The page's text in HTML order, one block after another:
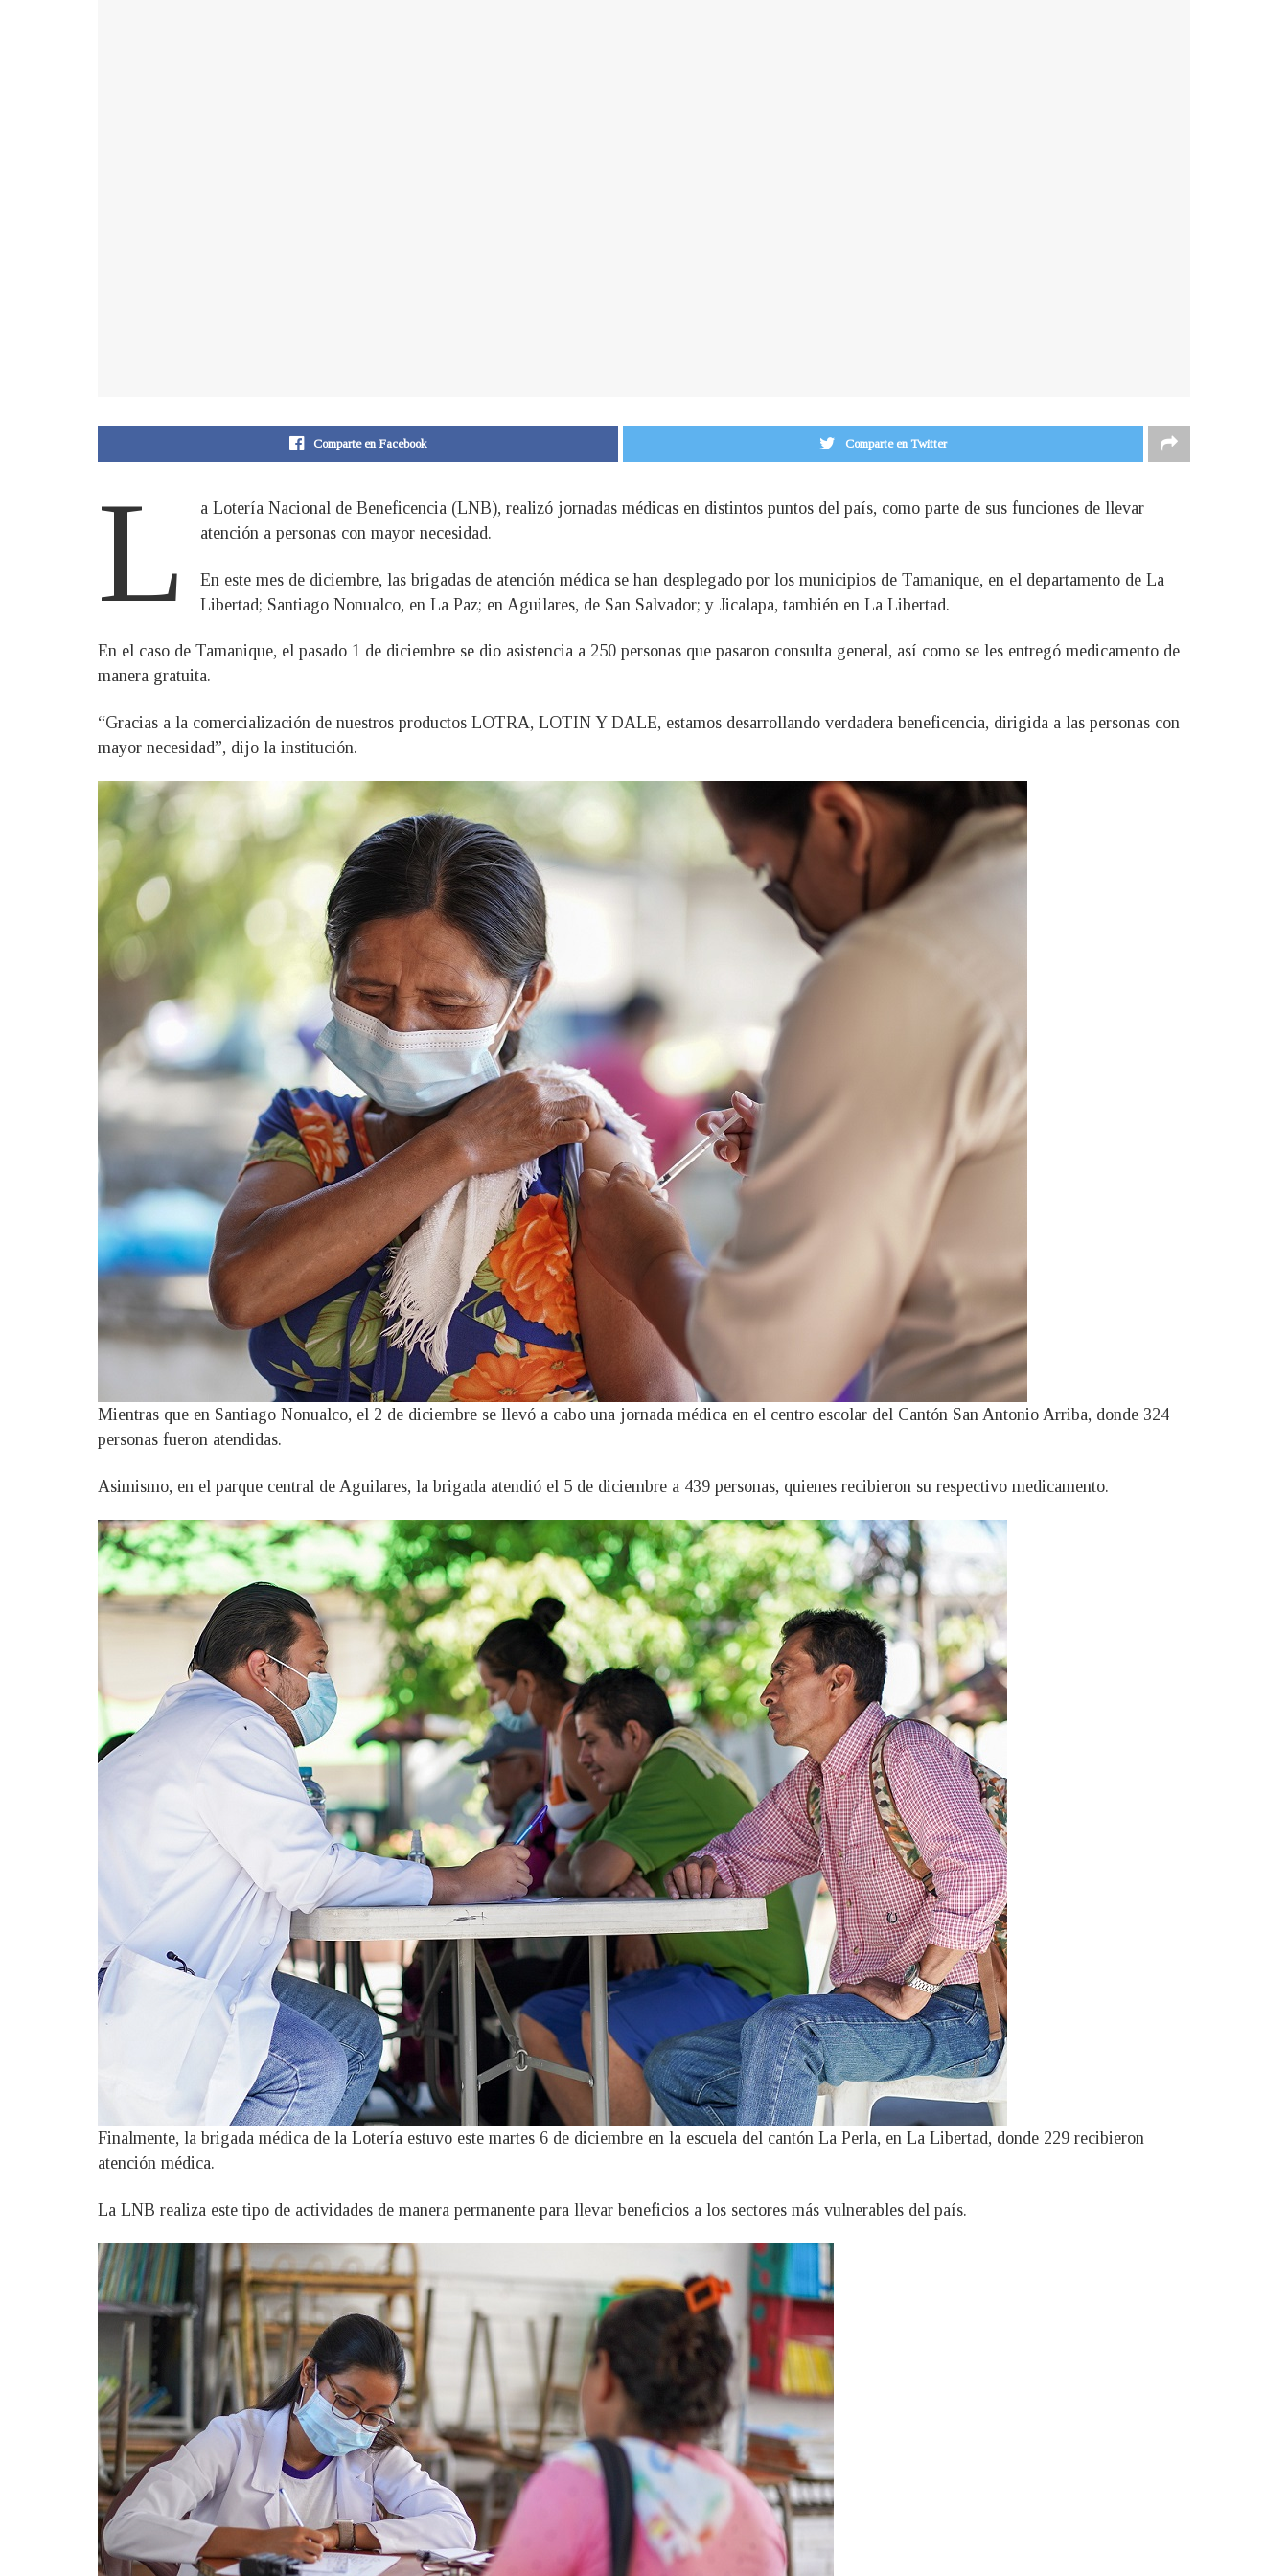
Comparte en Facebook Comparte en Twitter
L
a Lotería Nacional de Beneficencia (LNB), realizó jornadas médicas en distintos puntos del país, como parte de sus funciones de llevar
atención a personas con mayor necesidad.
En este mes de diciembre, las brigadas de atención médica se han desplegado por los municipios de Tamanique, en el departamento de La
Libertad; Santiago Nonualco, en La Paz; en Aguilares, de San Salvador; y Jicalapa, también en La Libertad.
En el caso de Tamanique, el pasado 1 de diciembre se dio asistencia a 250 personas que pasaron consulta general, así como se les entregó medicamento de
manera gratuita.
“Gracias a la comercialización de nuestros productos LOTRA, LOTIN Y DALE, estamos desarrollando verdadera beneficencia, dirigida a las personas con
mayor necesidad”, dijo la institución.
Mientras que en Santiago Nonualco, el 2 de diciembre se llevó a cabo una jornada médica en el centro escolar del Cantón San Antonio Arriba, donde 324
personas fueron atendidas.
Asimismo, en el parque central de Aguilares, la brigada atendió el 5 de diciembre a 439 personas, quienes recibieron su respectivo medicamento.
Finalmente, la brigada médica de la Lotería estuvo este martes 6 de diciembre en la escuela del cantón La Perla, en La Libertad, donde 229 recibieron
atención médica.
La LNB realiza este tipo de actividades de manera permanente para llevar beneficios a los sectores más vulnerables del país.